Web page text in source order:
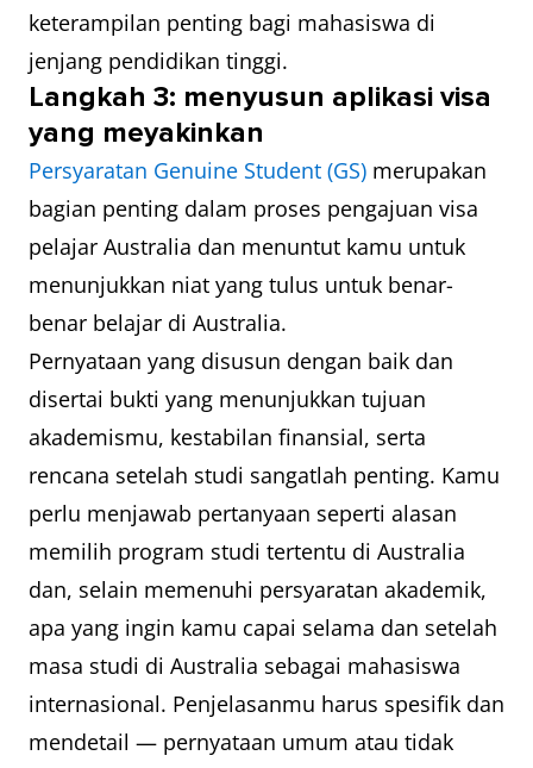
keterampilan penting bagi mahasiswa di
jenjang pendidikan tinggi.
Langkah 3: menyusun aplikasi visa
yang meyakinkan
Persyaratan Genuine Student (GS) merupakan
bagian penting dalam proses pengajuan visa
pelajar Australia dan menuntut kamu untuk
menunjukkan niat yang tulus untuk benar-
benar belajar di Australia.
Pernyataan yang disusun dengan baik dan
disertai bukti yang menunjukkan tujuan
akademismu, kestabilan finansial, serta
rencana setelah studi sangatlah penting. Kamu
perlu menjawab pertanyaan seperti alasan
memilih program studi tertentu di Australia
dan, selain memenuhi persyaratan akademik,
apa yang ingin kamu capai selama dan setelah
masa studi di Australia sebagai mahasiswa
internasional. Penjelasanmu harus spesifik dan
mendetail — pernyataan umum atau tidak